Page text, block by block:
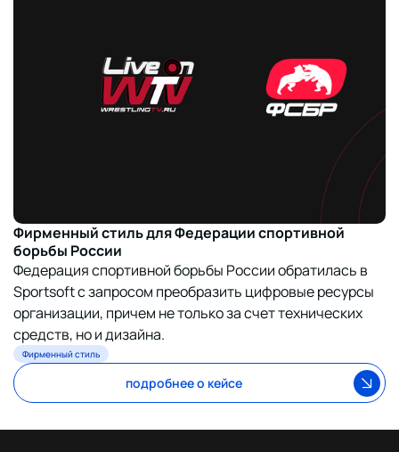
Фирменный стиль для Федерации спортивной
борьбы России
Федерация спортивной борьбы России обратилась в
Sportsoft с запросом преобразить цифровые ресурсы
организации, причем не только за счет технических
средств, но и дизайна.
Фирменный стиль
подробнее о кейсе